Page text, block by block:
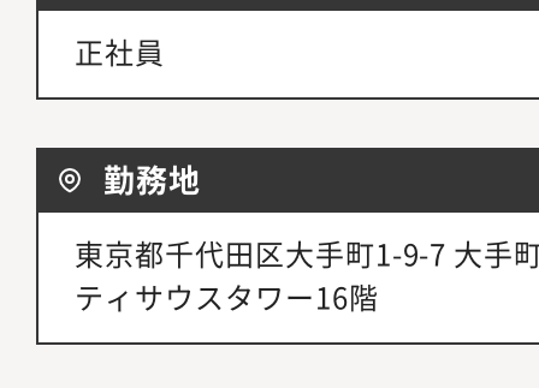
正社員
勤務地
東京都千代田区大手町1-9-7 大手
ティサウスタワー16階